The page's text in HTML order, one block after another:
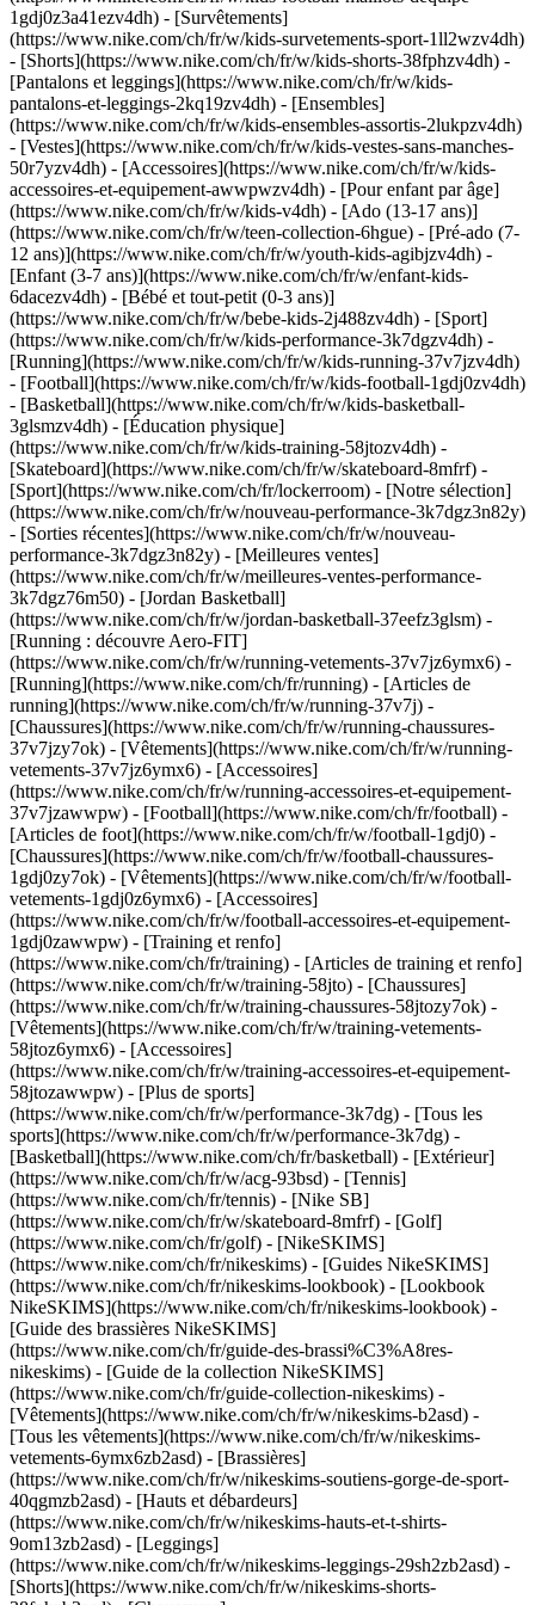
1gdj0z3a41ezv4dh) - [Survêtements]
(https://www.nike.com/ch/fr/w/kids-survetements-sport-1ll2wzv4dh)
- [Shorts](https://www.nike.com/ch/fr/w/kids-shorts-38fphzv4dh) -
[Pantalons et leggings](https://www.nike.com/ch/fr/w/kids-
pantalons-et-leggings-2kq19zv4dh) - [Ensembles]
(https://www.nike.com/ch/fr/w/kids-ensembles-assortis-2lukpzv4dh)
- [Vestes](https://www.nike.com/ch/fr/w/kids-vestes-sans-manches-
50r7yzv4dh) - [Accessoires](https://www.nike.com/ch/fr/w/kids-
accessoires-et-equipement-awwpwzv4dh) - [Pour enfant par âge]
(https://www.nike.com/ch/fr/w/kids-v4dh) - [Ado (13-17 ans)]
(https://www.nike.com/ch/fr/w/teen-collection-6hgue) - [Pré-ado (7-
12 ans)](https://www.nike.com/ch/fr/w/youth-kids-agibjzv4dh) -
[Enfant (3-7 ans)](https://www.nike.com/ch/fr/w/enfant-kids-
6dacezv4dh) - [Bébé et tout-petit (0-3 ans)]
(https://www.nike.com/ch/fr/w/bebe-kids-2j488zv4dh) - [Sport]
(https://www.nike.com/ch/fr/w/kids-performance-3k7dgzv4dh) -
[Running](https://www.nike.com/ch/fr/w/kids-running-37v7jzv4dh)
- [Football](https://www.nike.com/ch/fr/w/kids-football-1gdj0zv4dh)
- [Basketball](https://www.nike.com/ch/fr/w/kids-basketball-
3glsmzv4dh) - [Éducation physique]
(https://www.nike.com/ch/fr/w/kids-training-58jtozv4dh) -
[Skateboard](https://www.nike.com/ch/fr/w/skateboard-8mfrf) -
[Sport](https://www.nike.com/ch/fr/lockerroom) - [Notre sélection]
(https://www.nike.com/ch/fr/w/nouveau-performance-3k7dgz3n82y)
- [Sorties récentes](https://www.nike.com/ch/fr/w/nouveau-
performance-3k7dgz3n82y) - [Meilleures ventes]
(https://www.nike.com/ch/fr/w/meilleures-ventes-performance-
3k7dgz76m50) - [Jordan Basketball]
(https://www.nike.com/ch/fr/w/jordan-basketball-37eefz3glsm) -
[Running : découvre Aero-FIT]
(https://www.nike.com/ch/fr/w/running-vetements-37v7jz6ymx6) -
[Running](https://www.nike.com/ch/fr/running) - [Articles de
running](https://www.nike.com/ch/fr/w/running-37v7j) -
[Chaussures](https://www.nike.com/ch/fr/w/running-chaussures-
37v7jzy7ok) - [Vêtements](https://www.nike.com/ch/fr/w/running-
vetements-37v7jz6ymx6) - [Accessoires]
(https://www.nike.com/ch/fr/w/running-accessoires-et-equipement-
37v7jzawwpw) - [Football](https://www.nike.com/ch/fr/football) -
[Articles de foot](https://www.nike.com/ch/fr/w/football-1gdj0) -
[Chaussures](https://www.nike.com/ch/fr/w/football-chaussures-
1gdj0zy7ok) - [Vêtements](https://www.nike.com/ch/fr/w/football-
vetements-1gdj0z6ymx6) - [Accessoires]
(https://www.nike.com/ch/fr/w/football-accessoires-et-equipement-
1gdj0zawwpw) - [Training et renfo]
(https://www.nike.com/ch/fr/training) - [Articles de training et renfo]
(https://www.nike.com/ch/fr/w/training-58jto) - [Chaussures]
(https://www.nike.com/ch/fr/w/training-chaussures-58jtozy7ok) -
[Vêtements](https://www.nike.com/ch/fr/w/training-vetements-
58jtoz6ymx6) - [Accessoires]
(https://www.nike.com/ch/fr/w/training-accessoires-et-equipement-
58jtozawwpw) - [Plus de sports]
(https://www.nike.com/ch/fr/w/performance-3k7dg) - [Tous les
sports](https://www.nike.com/ch/fr/w/performance-3k7dg) -
[Basketball](https://www.nike.com/ch/fr/basketball) - [Extérieur]
(https://www.nike.com/ch/fr/w/acg-93bsd) - [Tennis]
(https://www.nike.com/ch/fr/tennis) - [Nike SB]
(https://www.nike.com/ch/fr/w/skateboard-8mfrf) - [Golf]
(https://www.nike.com/ch/fr/golf) - [NikeSKIMS]
(https://www.nike.com/ch/fr/nikeskims) - [Guides NikeSKIMS]
(https://www.nike.com/ch/fr/nikeskims-lookbook) - [Lookbook
NikeSKIMS](https://www.nike.com/ch/fr/nikeskims-lookbook) -
[Guide des brassières NikeSKIMS]
(https://www.nike.com/ch/fr/guide-des-brassi%C3%A8res-
nikeskims) - [Guide de la collection NikeSKIMS]
(https://www.nike.com/ch/fr/guide-collection-nikeskims) -
[Vêtements](https://www.nike.com/ch/fr/w/nikeskims-b2asd) -
[Tous les vêtements](https://www.nike.com/ch/fr/w/nikeskims-
vetements-6ymx6zb2asd) - [Brassières]
(https://www.nike.com/ch/fr/w/nikeskims-soutiens-gorge-de-sport-
40qgmzb2asd) - [Hauts et débardeurs]
(https://www.nike.com/ch/fr/w/nikeskims-hauts-et-t-shirts-
9om13zb2asd) - [Leggings]
(https://www.nike.com/ch/fr/w/nikeskims-leggings-29sh2zb2asd) -
[Shorts](https://www.nike.com/ch/fr/w/nikeskims-shorts-